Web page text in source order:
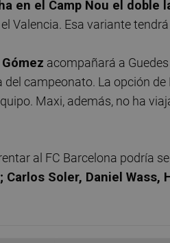
en el Camp Nou el doble
Valencia. Esa variante
acompañará a
campeonato. La opción
Maxi, además, no ha
al FC Barcelona podría
Carlos Soler, Daniel